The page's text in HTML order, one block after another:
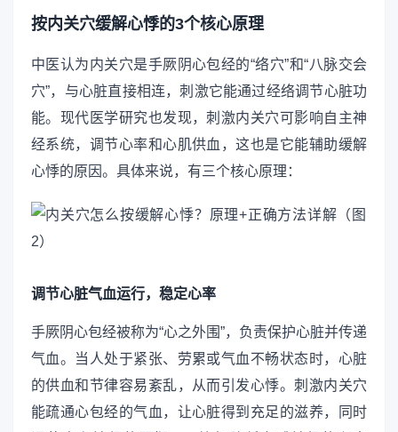
按内关穴缓解心悸的3个核心原理
中医认为内关穴是手厥阴心包经的“络穴”和“八脉交会
穴”，与心脏直接相连，刺激它能通过经络调节心脏功
能。现代医学研究也发现，刺激内关穴可影响自主神
经系统，调节心率和心肌供血，这也是它能辅助缓解
心悸的原因。具体来说，有三个核心原理：
调节心脏气血运行，稳定心率
手厥阴心包经被称为“心之外围”，负责保护心脏并传递
气血。当人处于紧张、劳累或气血不畅状态时，心脏
的供血和节律容易紊乱，从而引发心悸。刺激内关穴
能疏通心包经的气血，让心脏得到充足的滋养，同时